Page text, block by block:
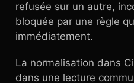
refusée sur un autre,
bloquée par une règle
immédiatement.
La normalisation dans
dans une lecture